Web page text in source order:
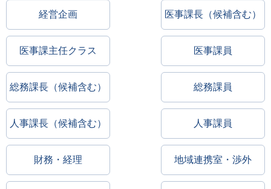
経営企画 医事課長（候補含む）
医事課主任クラス 医事課員
総務課長（候補含む） 総務課員
人事課長（候補含む） 人事課員
財務・経理 地域連携室・渉外